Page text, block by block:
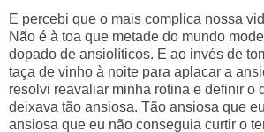
E percebi que o mais complica nossa
Não é à toa que metade do mundo
dopado de ansiolíticos. E ao invés de
taça de vinho à noite para aplacar a
resolvi reavaliar minha rotina e definir o
deixava tão ansiosa. Tão ansiosa que
ansiosa que eu não conseguia curtir o